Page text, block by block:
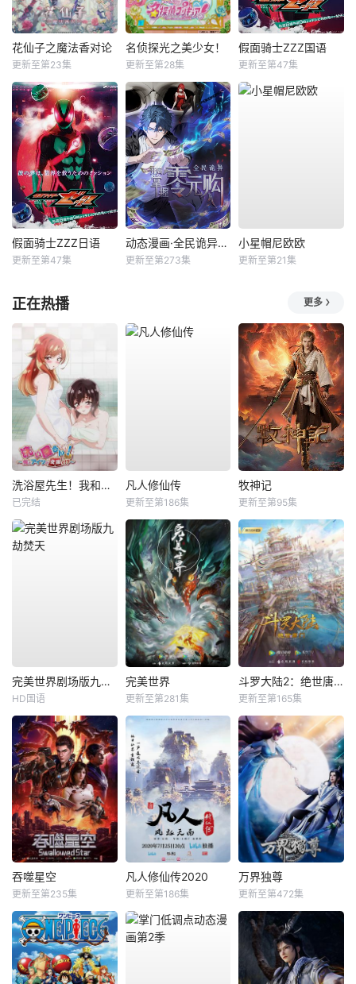
花仙子之魔法香对论
更新至第23集
名侦探光之美少女！
更新至第28集
假面骑士ZZZ国语
更新至第47集
假面骑士ZZZ日语
更新至第47集
动态漫画·全民诡异：开局掌握零元购
更新至第273集
小星帽尼欧欧
更新至第21集
正在热播 更多
洗浴屋先生！我和那家伙在女浴池！？
已完结
凡人修仙传
更新至第186集
牧神记
更新至第95集
完美世界剧场版九劫焚天
HD国语
完美世界
更新至第281集
斗罗大陆2：绝世唐门
更新至第165集
吞噬星空
更新至第235集
凡人修仙传2020
更新至第186集
万界独尊
更新至第472集